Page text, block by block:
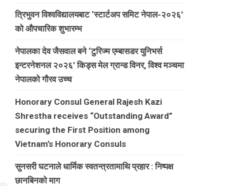
त्रिभुवन विश्वविद्यालयबाट ‘स्टार्टअप समिट नेपाल-२०२६’
को औपचारिक शुभारम्भ
नेपालका देव जैसवाल बने ‘टुरिज्म एम्बासडर युनिभर्स
इन्टरनेशनल २०२६’ किड्स मेल ग्रान्ड विनर, विश्व मञ्चमा
नेपालको गौरव उच्च
Honorary Consul General Rajesh Kazi
Shrestha receives “Outstanding Award”
securing the First Position among
Vietnam’s Honorary Consuls
सुनसरी घटनाले धार्मिक स्वतन्त्रतामाथि प्रहार : निष्पक्ष
छानबिनको माग